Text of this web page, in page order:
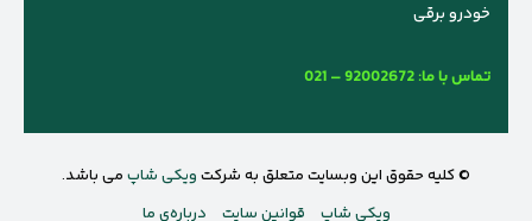
خودرو برقی
تماس با ما: 021 – 92002672
© کلیه حقوق این وبسایت متعلق به شرکت ویکی شاپ می باشد.
ویکی شاپ
قوانین سایت درباره‌ی ما